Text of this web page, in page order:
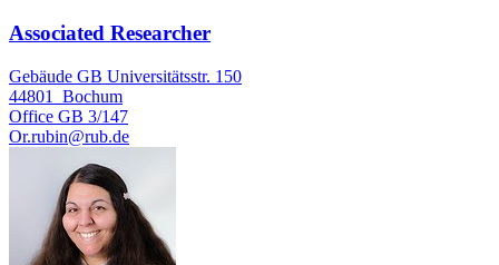
Associated Researcher
Gebäude GB Universitätsstr. 150
44801
Bochum
Office GB 3/147
Or.rubin@rub.de